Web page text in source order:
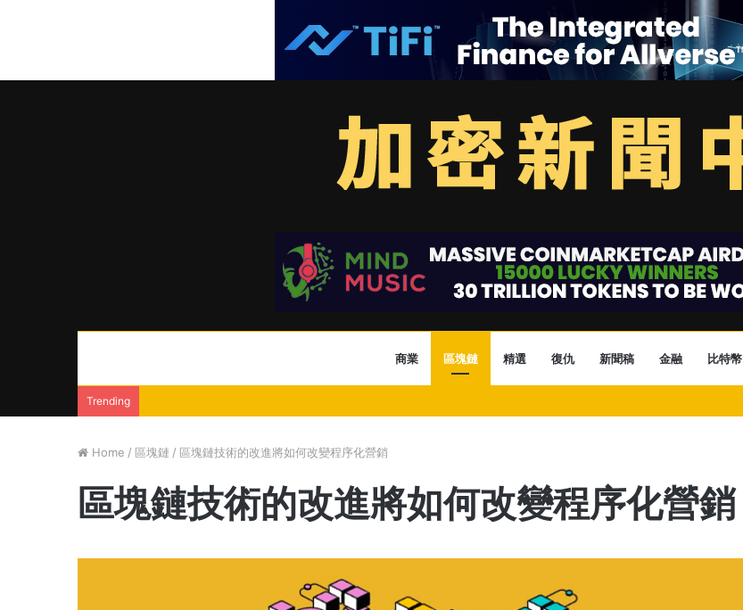
商業 區塊鏈 精選 復仇 新聞稿 金融 比特幣
Trending
Home / 區塊鏈 / 區塊鏈技術的改進將如何改變程序化營銷
區塊鏈技術的改進將如何改變程序化營銷